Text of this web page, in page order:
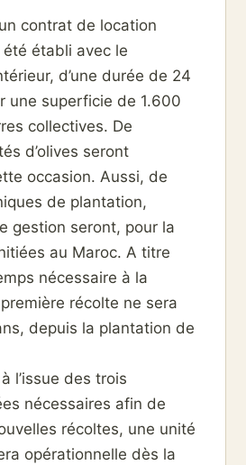
contrat de location
établi avec le
d’une durée de 24
une superficie de 1.600
collectives. De
d’olives seront
occasion. Aussi, de
de plantation,
gestion seront, pour la
au Maroc. A titre
nécessaire à la
récolte ne sera
depuis la plantation de
l’issue des trois
nécessaires afin de
récoltes, une unité
opérationnelle dès la